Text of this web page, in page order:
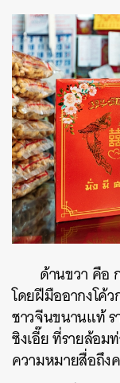
ด้านขวา คือ
โดยฝีมืออากงโค้
ชาวจีนขนานแท้ ร
ซิงเอี๊ย ที่รายล้อม
ความหมายสื่อถึง